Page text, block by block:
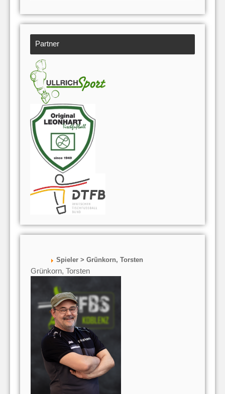
Partner
Spieler > Grünkorn, Torsten
Grünkorn, Torsten